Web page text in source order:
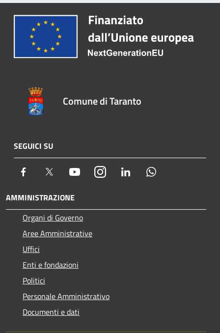
Comune di Taranto
SEGUICI SU
Facebook Twitter YoutubeInstagram LinkedIn
AMMINISTRAZIONE
Organi di Governo
Aree Amministrative
Uffici
Enti e fondazioni
Politici
Personale Amministrativo
Documenti e dati